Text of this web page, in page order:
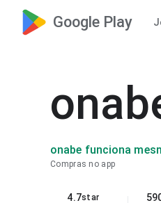
Google Play
onabe funciona
Compras no app
4.7star